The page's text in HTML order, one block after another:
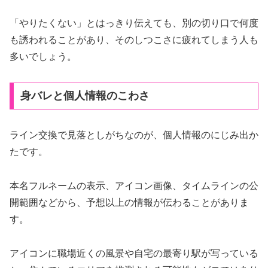
「やりたくない」とはっきり伝えても、別の切り口で何度
も誘われることがあり、そのしつこさに疲れてしまう人も
多いでしょう。
身バレと個人情報のこわさ
ライン交換で見落としがちなのが、個人情報のにじみ出か
たです。
本名フルネームの表示、アイコン画像、タイムラインの公
開範囲などから、予想以上の情報が伝わることがありま
す。
アイコンに職場近くの風景や自宅の最寄り駅が写っている